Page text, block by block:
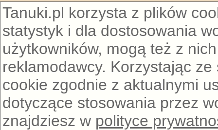
Tanuki.pl korzysta z plików
statystyk i dla dostosowania
użytkowników, mogą też z
reklamodawcy. Korzystając
cookie zgodnie z aktualnymi
dotyczące stosowania przez
znajdziesz w polityce